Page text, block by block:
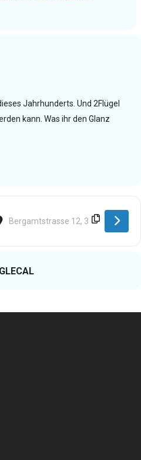
Jahrhunderts. Und 2Flügel
kann. Was ihr den Glanz
[0IF4mQXV7]
Destination Address - Obernkirchen